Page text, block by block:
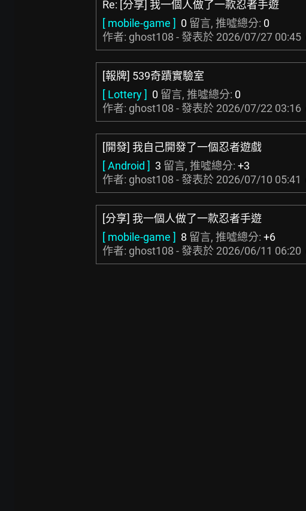
Re: [分享] 我一個人做了一款忍者手遊
[ mobile-game ] 0 留言, 推噓總分: 0
作者: ghost108 - 發表於 2026/07/27 00:45
[報牌] 539奇蹟實驗室
[ Lottery ] 0 留言, 推噓總分: 0
作者: ghost108 - 發表於 2026/07/22 03:16
[開發] 我自己開發了一個忍者遊戲
[ Android ] 3 留言, 推噓總分: +3
作者: ghost108 - 發表於 2026/07/10 05:41
[分享] 我一個人做了一款忍者手遊
[ mobile-game ] 8 留言, 推噓總分: +6
作者: ghost108 - 發表於 2026/06/11 06:20